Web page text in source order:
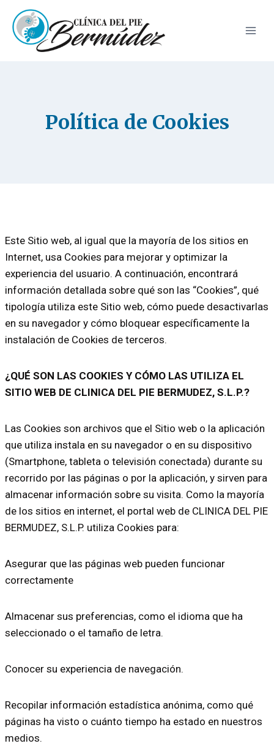
Saltar
contenido
Política de Cookies
Este Sitio web, al igual que la mayoría de los sitios en
Internet, usa Cookies para mejorar y optimizar la
experiencia del usuario. A continuación, encontrará
información detallada sobre qué son las “Cookies”, qué
tipología utiliza este Sitio web, cómo puede desactivarlas
en su navegador y cómo bloquear específicamente la
instalación de Cookies de terceros.
¿QUÉ SON LAS COOKIES Y CÓMO LAS UTILIZA EL
SITIO WEB DE CLINICA DEL PIE BERMUDEZ, S.L.P.?
Las Cookies son archivos que el Sitio web o la aplicación
que utiliza instala en su navegador o en su dispositivo
(Smartphone, tableta o televisión conectada) durante su
recorrido por las páginas o por la aplicación, y sirven para
almacenar información sobre su visita. Como la mayoría
de los sitios en internet, el portal web de CLINICA DEL PIE
BERMUDEZ, S.L.P. utiliza Cookies para:
Asegurar que las páginas web pueden funcionar
correctamente
Almacenar sus preferencias, como el idioma que ha
seleccionado o el tamaño de letra.
Conocer su experiencia de navegación.
Recopilar información estadística anónima, como qué
páginas ha visto o cuánto tiempo ha estado en nuestros
medios.